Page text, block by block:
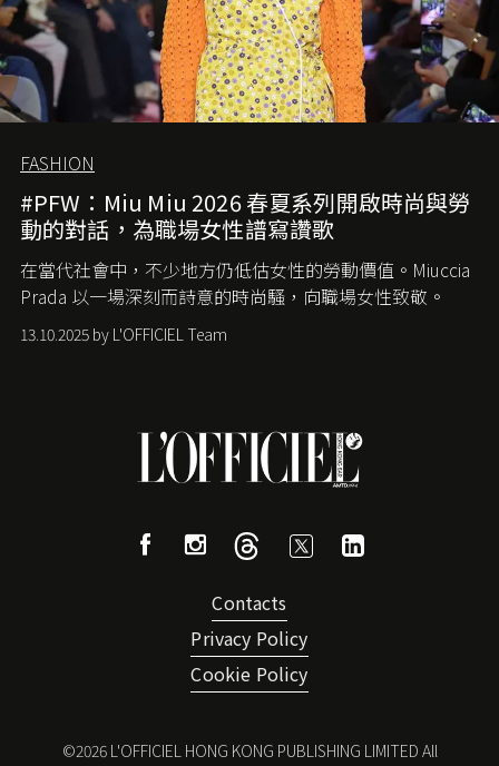
FASHION
#PFW：Miu Miu 2026 春夏系列開啟時尚與勞
動的對話，為職場女性譜寫讚歌
在當代社會中，不少地方仍低估女性的勞動價值。 Miuccia
Prada 以一場深刻而詩意的時尚騷，向職場女性致敬。
13.10.2025 by L'OFFICIEL Team
Contacts
Privacy Policy
Cookie Policy
©2026L'OFFICIEL HONG KONG PUBLISHING LIMITED All